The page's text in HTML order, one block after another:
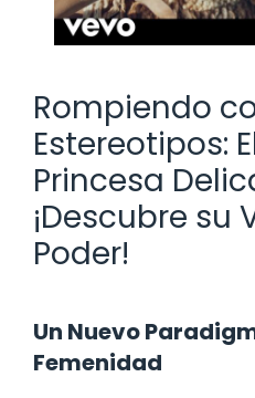
Rompiendo
Estereotipos:
Princesa
¡Descubre su
Poder!
Un Nuevo
Femenidad